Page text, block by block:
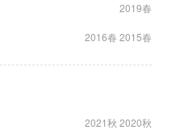
2019春
2016春 2015春
2021秋 2020秋